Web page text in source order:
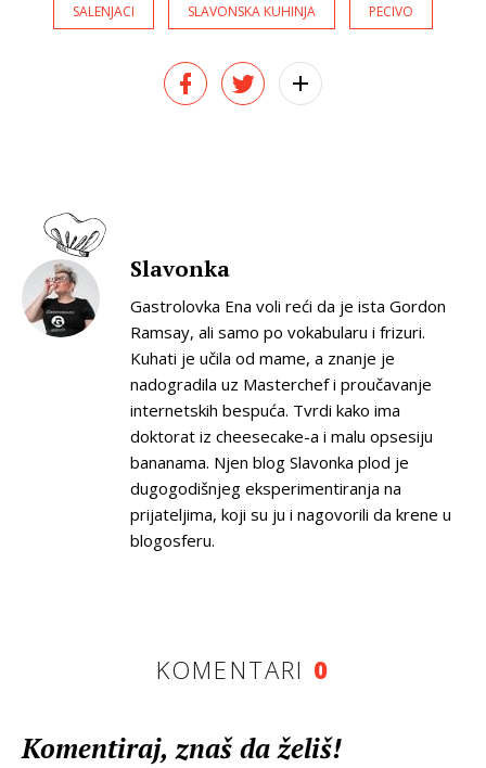
SALENJACI SLAVONSKA KUHINJA PECIVO
Slavonka
Gastrolovka Ena voli reći da je ista Gordon
Ramsay, ali samo po vokabularu i frizuri.
Kuhati je učila od mame, a znanje je
nadogradila uz Masterchef i proučavanje
internetskih bespuća. Tvrdi kako ima
doktorat iz cheesecake-a i malu opsesiju
bananama. Njen blog Slavonka plod je
dugogodišnjeg eksperimentiranja na
prijateljima, koji su ju i nagovorili da krene u
blogosferu.
KOMENTARI 0
Komentiraj, znaš da želiš!